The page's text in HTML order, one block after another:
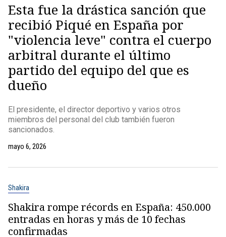
Esta fue la drástica sanción que
recibió Piqué en España por
"violencia leve" contra el cuerpo
arbitral durante el último
partido del equipo del que es
dueño
El presidente, el director deportivo y varios otros
miembros del personal del club también fueron
sancionados.
mayo 6, 2026
Shakira
Shakira rompe récords en España: 450.000
entradas en horas y más de 10 fechas
confirmadas